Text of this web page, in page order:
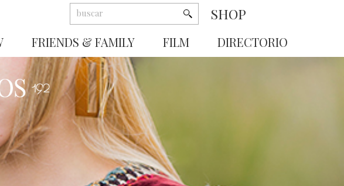
SHOP
FRIENDS & FAMILY FILM DIRECTORIO